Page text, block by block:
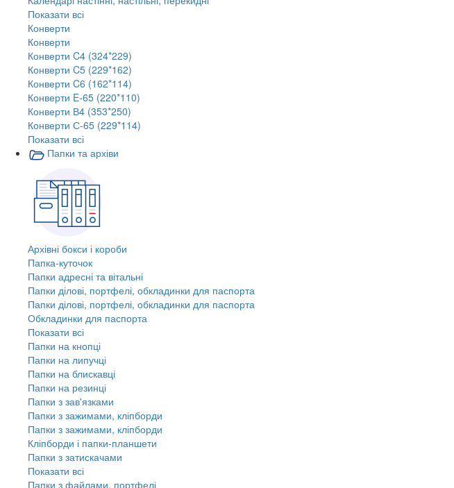
Показати всі
Конверти
Конверти
Конверти C4 (324*229)
Конверти C5 (229*162)
Конверти C6 (162*114)
Конверти E-65 (220*110)
Конверти В4 (353*250)
Конверти С-65 (229*114)
Показати всі
Папки та архіви
Архівні бокси і короби
Папка-куточок
Папки адресні та вітальні
Папки ділові, портфелі, обкладинки для паспорта
Папки ділові, портфелі, обкладинки для паспорта
Обкладинки для паспорта
Показати всі
Папки на кнопці
Папки на липучці
Папки на блискавці
Папки на резинці
Папки з зав'язками
Папки з зажимами, кліпборди
Папки з зажимами, кліпборди
Кліпборди і папки-планшети
Папки з затискачами
Показати всі
Папки з файлами, портфелі